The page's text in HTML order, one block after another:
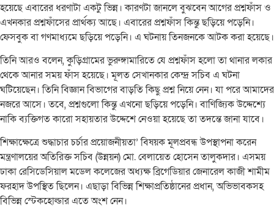
হয়েছে এবারের ধরণাটা একটু ভিন্ন। কারণটা জানলে বুঝবেন আগের প্রশ্নফাঁস ও
এখনকার প্রশ্নফাঁসের প্রার্থক্য আছে। এবারের প্রশ্নফাঁস কিন্তু ছড়িয়ে পড়েনি।
ফেসবুক বা গণমাধ্যমে ছড়িয়ে পড়েনি। এ ঘটনায় তিনজনকে আটক করা হয়েছে।
তিনি আরও বলেন, কুড়িগ্রামের ভুরুঙ্গামারিতে যে প্রশ্নফাঁস হলো তা থানার লকার
থেকে আনার সময় ফাঁস হয়েছে। মূলত সেখানকার কেন্দ্র সচিব এ ঘটনা
ঘটিয়েছেন। তিনি বিজ্ঞান বিভাগের বাড়তি কিছু প্রশ্ন নিয়ে নেন। যা পরে আমাদের
নজরে আসে। তবে, প্রশ্নগুলো কিন্তু এখনো ছড়িয়ে পড়েনি। বাণিজ্যিক উদ্দেশ্যে
নাকি ব্যক্তিগত কারো সহায়তার উদ্দেশে নেওয়া হয়েছে তা তদন্তে জানা যাবে।
শিক্ষাক্ষেত্রে শুদ্ধাচার চর্চার প্রয়োজনীয়তা’ বিষয়ক মূলপ্রবন্ধ উপস্থাপনা করেন
মন্ত্রণালয়ের অতিরিক্ত সচিব (উন্নয়ন) মো. বেলায়েত হোসেন তালুকদার। এসময়
ঢাকা রেসিডেসিয়াল মডেল কলেজের অধ্যক্ষ ব্রিগেডিয়ার জেনারেল কাজী শামীম
ফরহাদ উপস্থিত ছিলেন। এছাড়া বিভিন্ন শিক্ষাপ্রতিষ্ঠানের প্রধান, অভিভাবকসহ
বিভিন্ন স্টেকহোল্ডার এতে অংশ নেন।